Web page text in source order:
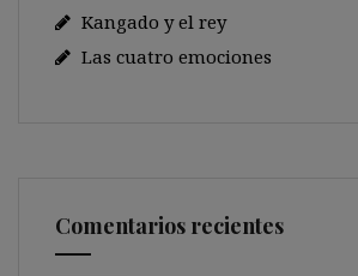
Kangado y el rey
Las cuatro emociones
Comentarios recientes